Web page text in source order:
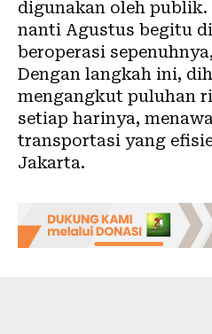
digunakan oleh publik.
nanti Agustus begitu
beroperasi
Dengan langkah ini,
mengangkut puluhan
setiap harinya,
transportasi yang
Jakarta.